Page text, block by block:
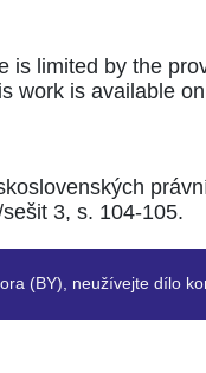
limited by the
work is available
3, s. 104-105.
(BY), neužívejte dílo